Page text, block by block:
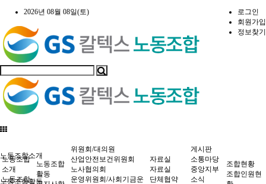
2026년 08월 08일(토)
로그인
회원가입
정보찾기
노동조합소개
노동조합활동
노동조합
소개
노동조합
노동조합
활동
위원회/대의원
산업안전보건위원회
노사협의회
운영위원회/사회기금운
자료실
자료실
단체협약
게시판
소통마당
중앙지부
소식
조합현황
조합인원현